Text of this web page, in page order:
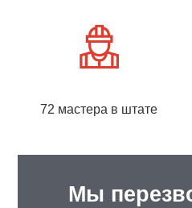
72 мастера в штате
Мы